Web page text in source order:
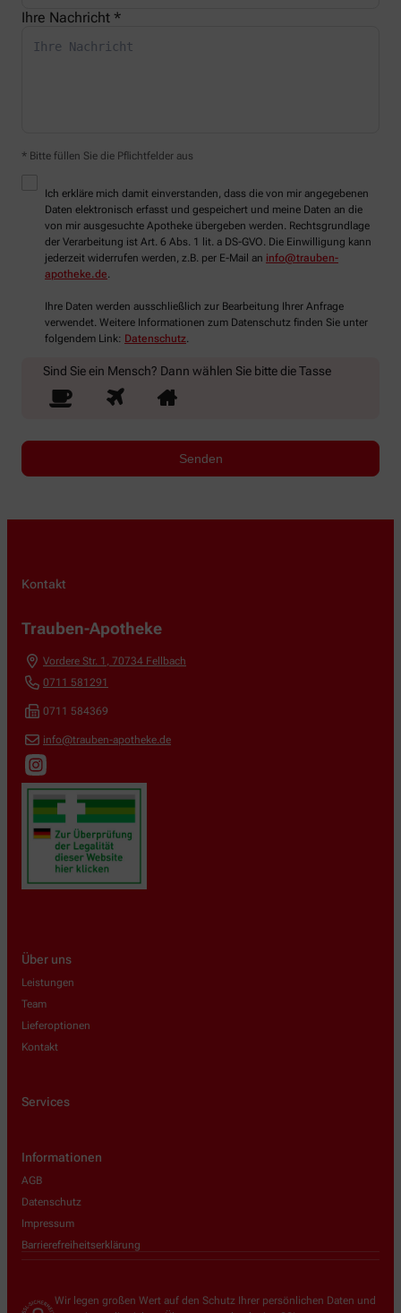
Ihre Nachricht *
* Bitte füllen Sie die Pflichtfelder aus
Ich erkläre mich damit einverstanden, dass die von mir angegebenen
Daten elektronisch erfasst und gespeichert und meine Daten an die
von mir ausgesuchte Apotheke übergeben werden. Rechtsgrundlage
der Verarbeitung ist Art. 6 Abs. 1 lit. a DS-GVO. Die Einwilligung kann
jederzeit widerrufen werden, z.B. per E-Mail an info@trauben-
apotheke.de.
Ihre Daten werden ausschließlich zur Bearbeitung Ihrer Anfrage
verwendet. Weitere Informationen zum Datenschutz finden Sie unter
folgendem Link: Datenschutz.
Sind Sie ein Mensch? Dann wählen Sie bittedie Tasse
Kontakt
Trauben-Apotheke
Vordere Str. 1 , 70734 Fellbach
0711 581291
0711 584369
info@trauben-apotheke.de
Über uns
Leistungen
Team
Lieferoptionen
Kontakt
Services
Informationen
AGB
Datenschutz
Impressum
Barrierefreiheitserklärung
Wir legen großen Wert auf den Schutz Ihrer persönlichen Daten und